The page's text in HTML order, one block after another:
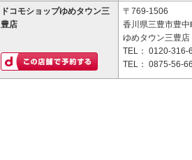
ドコモショップゆめタウン三
豊店
〒769-1506
香川県三豊市豊
ゆめタウン三豊店
TEL： 0120-316-
TEL： 0875-56-